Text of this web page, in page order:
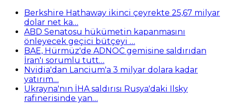
Berkshire Hathaway ikinci çeyrekte 25,67 milyar
dolar net ka…
ABD Senatosu hükümetin kapanmasını
önleyecek geçici bütçeyi …
BAE, Hürmüz'de ADNOC gemisine saldırıdan
İran'ı sorumlu tutt…
Nvidia'dan Lancium'a 3 milyar dolara kadar
yatırım…
Ukrayna'nın İHA saldırısı Rusya'daki Ilsky
rafinerisinde yan…